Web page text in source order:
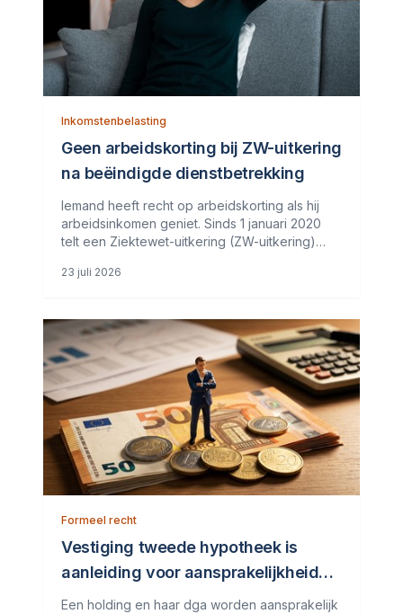
Inkomstenbelasting
Geen arbeidskorting bij ZW-uitkering
na beëindigde dienstbetrekking
Iemand heeft recht op arbeidskorting als hij
arbeidsinkomen geniet. Sinds 1 januari 2020
telt een Ziektewet-uitkering (ZW-uitkering)
dienstbetrekking nog niet is beëindigd. De wet
23 juli 2026
Formeel recht
Vestiging tweede hypotheek is
aanleiding voor aansprakelijkheid
voor belastingschuld
Een holding en haar dga worden aansprakelijk